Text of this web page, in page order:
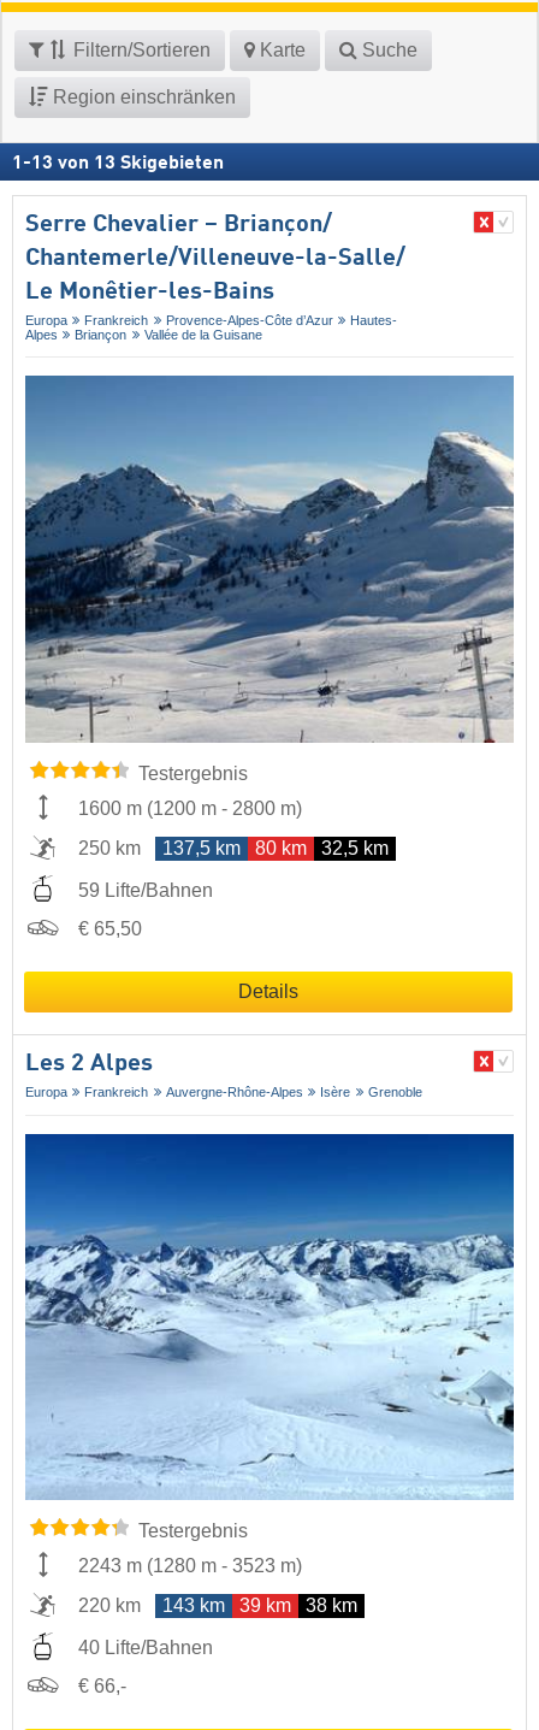
Filtern/Sortieren Karte Suche
Region einschränken
1 -13 von 13 Skigebieten
Serre Chevalier – Briançon/​
Chantemerle/​Villeneuve-la-Salle/​
Le Monêtier-les-Bains
Europa Frankreich Provence-Alpes-Côte d’Azur
Hautes-
Alpes
Briançon Vallée de la Guisane
Testergebnis
1600 m (1200 m - 2800 m)
250 km
137,5 km 80 km 32,5 km
59 Lifte/Bahnen
€ 65,50
Details
Les 2 Alpes
Europa Frankreich Auvergne-Rhône-Alpes Isère Grenoble
Testergebnis
2243 m (1280 m - 3523 m)
220 km
143 km 39 km 38 km
40 Lifte/Bahnen
€ 66,-